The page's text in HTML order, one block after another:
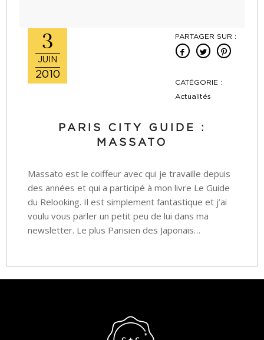
3
JUIN
2010
PARTAGER SUR :
CATÉGORIE :
Actualités
PARIS CITY GUIDE :
MASSATO
Massato est le coiffeur avec qui je travaille depuis
des années et qui a participé à mon livre Le Guide
du Relooking. Il est simplement fantastique et j’ai
voulu vous parler un petit peu de lui dans ma
newsletter. Le plus Parisien des Japonais…